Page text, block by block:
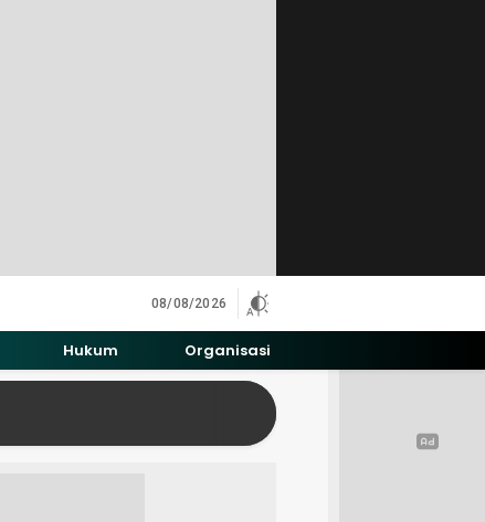
08/08/2026
Hukum Organisasi